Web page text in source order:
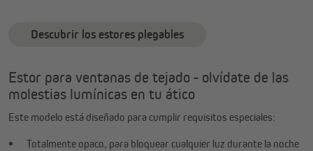
Descubrir los estores plegables
Estor para ventanas de tejado - olvídate de las
molestias lumínicas en tu ático
Este modelo está diseñado para cumplir requisitos especiales:
Totalmente opaco, para bloquear cualquier luz durante la noche